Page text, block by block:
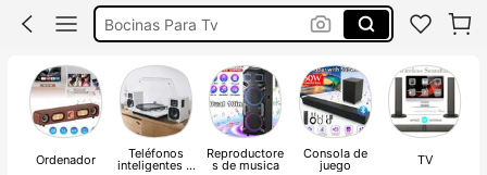
Bocinas Para Tv
Bocina Para Tv
Barra De Sonido Para Tv
Ordenador Teléfonos
inteligentes o
Reproductore
s de musica
Consola de
juego TV